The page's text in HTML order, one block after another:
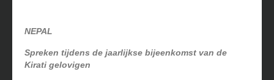
NEPAL
Spreken tijdens de jaarlijkse bijeenkomst van de
Kirati gelovigen